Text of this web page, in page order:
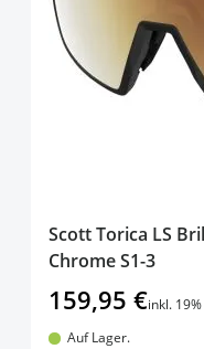
Scott Torica LS
Chrome S1-3
159,95 €inkl.
Auf Lager.